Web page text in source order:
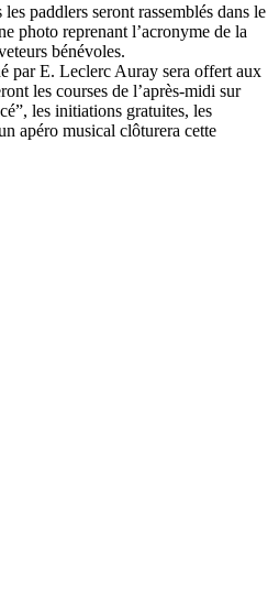
paddlers seront rassemblés dans le
photo reprenant l’acronyme de la
bénévoles.
par E. Leclerc Auray sera offert aux
les courses de l’après-midi sur
les initiations gratuites, les
apéro musical clôturera cette